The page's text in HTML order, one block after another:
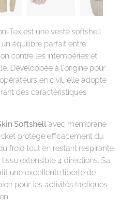
Tex est une veste softshell
équilibre parfait entre
contre les intempéries et
Développée à l'origine pour
en civil, elle adopte
des caractéristiques
Softshell avec membrane
protège efficacement du
froid tout en restant respirante
extensible 4 directions. Sa
une excellente liberté de
pour les activités tactiques